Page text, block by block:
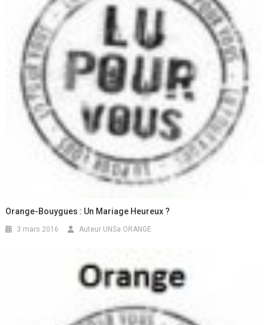
Orange-Bouygues : Un Mariage Heureux ?
3 mars 2016 Auteur UNSa ORANGE